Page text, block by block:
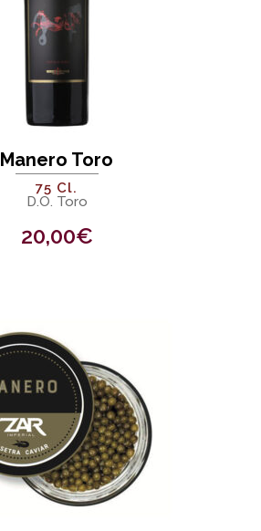
Manero Toro
75 Cl.
D.O. Toro
20,00€